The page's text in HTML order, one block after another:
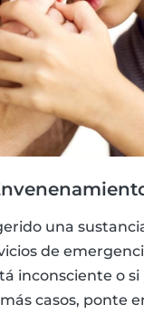
una
de
inconsciente o si
casos, ponte